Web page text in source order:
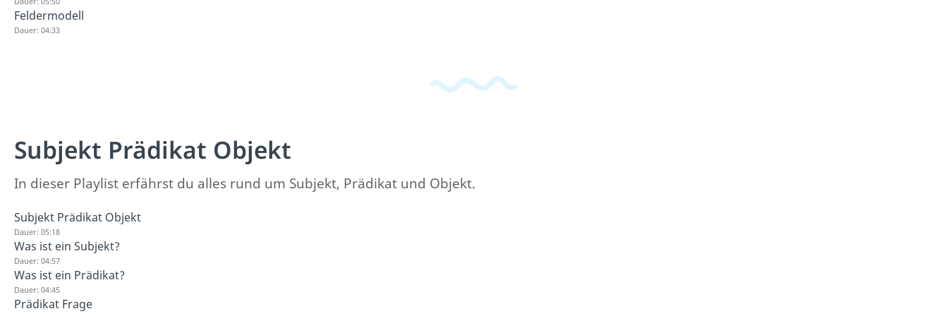
Feldermodell
Dauer: 04:33
Subjekt Prädikat Objekt
In dieser Playlist erfährst du alles rund um Subjekt, Prädikat und Objekt.
Subjekt Prädikat Objekt
Dauer: 05:18
Was ist ein Subjekt?
Dauer: 04:57
Was ist ein Prädikat?
Dauer: 04:45
Prädikat Frage